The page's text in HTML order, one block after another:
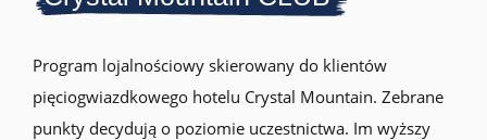
Program lojalnościowy skierowany do klientów
pięciogwiazdkowego hotelu Crystal Mountain. Zebrane
punkty decydują o poziomie uczestnictwa. Im wyższy